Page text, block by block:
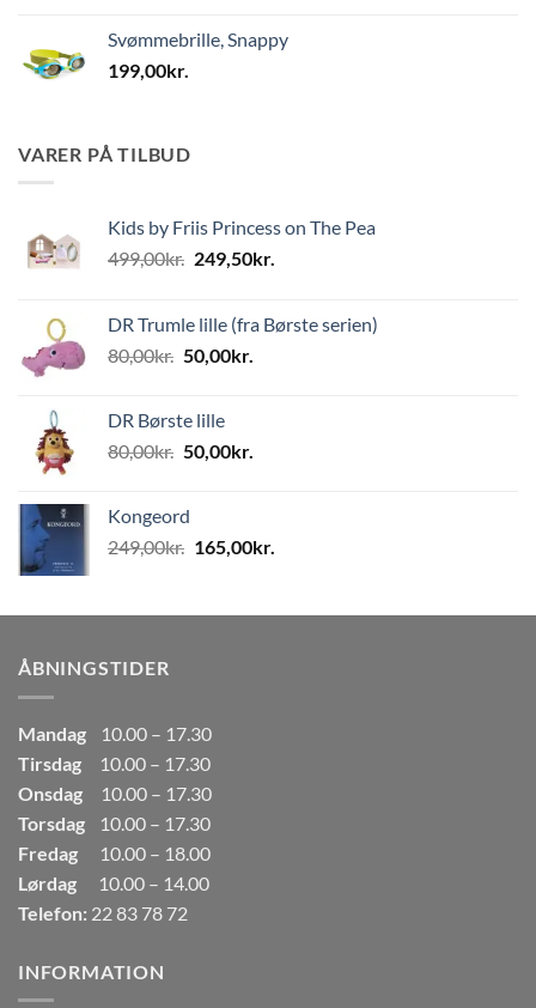
Svømmebrille, Snappy
199,00kr.
VARER PÅ TILBUD
Kids by Friis Princess on The Pea
499,00kr. Den
var:
499,00kr..
249,50kr.
er:
DR Trumle lille (fra Børste serien)
80,00kr. Den
var:
80,00kr..
50,00kr.
50,00kr..
DR Børste lille
80,00kr. Den
var:
80,00kr..
50,00kr.
50,00kr..
Kongeord
249,00kr. Den
var:
165,00kr.
er:
ÅBNINGSTIDER
Mandag
10.00 – 17.30
Tirsdag
10.00 – 17.30
Onsdag
10.00 – 17.30
Torsdag
10.00 – 17.30
Fredag
10.00 – 18.00
Lørdag
10.00 – 14.00
Telefon: 22 83 78 72
INFORMATION